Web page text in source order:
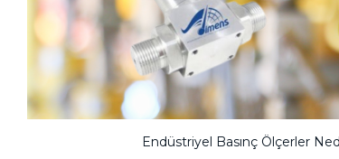
Endüstriyel Basınç Ölçerler